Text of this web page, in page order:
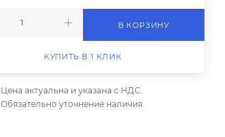
В КОРЗИНУ
КУПИТЬ В 1 КЛИК
Цена актуальна и указана с НДС.
Обязательно уточнение наличия.